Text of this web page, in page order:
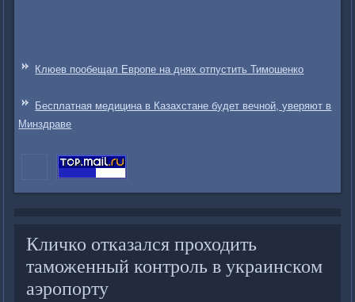
Клюев пообещал Европе на днях отпустить Тимошенко
Бесплатная медицина в Казахстане будет вечной, уверяют в
Минздраве
Кличко отказался проходить
таможенный контроль в украинском
аэропорту